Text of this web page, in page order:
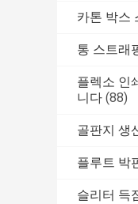
카톤 박스
통 스트래
플렉소 인
니다 (88)
골판지 생
플루트 박
슬리터 득